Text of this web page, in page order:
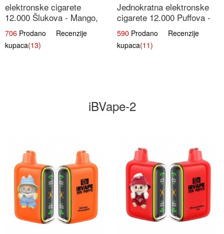
elektronske cigarete
12.000 Šlukova - Mango,
Ananas, Breskva | Tropska
Voćna Mješavina
706 Prodano Recenzije
kupaca(13)
Jednokratna elektronske
cigarete 12.000 Puffova -
Ananas i Kokos Sladoled |
Tropski Desert
590 Prodano Recenzije
kupaca(11)
iBVape-2